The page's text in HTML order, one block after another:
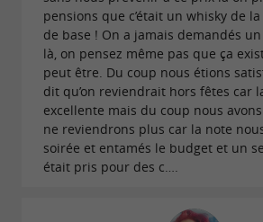
pensions que c’était un whisky de
de base ! On a jamais demandés
là, on pensez même pas que ça
peut être. Du coup nous étions
dit qu’on reviendrait hors fêtes car
excellente mais du coup nous
ne reviendrons plus car la note
soirée et entamés le budget et un
était pris pour des c….